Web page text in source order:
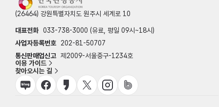
(26464) 강원특별자치도 원주시 세계로 10
대표전화 033-738-3000 (유료, 평일 09시~18시)
사업자등록번호
202-81-50707
통신판매업신고 제2009-서울중구-1234호
이용 가이드
찾아오시는 길